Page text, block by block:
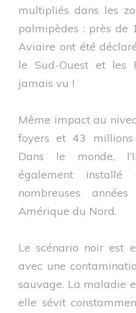
multipliés dans les
palmipèdes : près de
Aviaire ont été
le Sud-Ouest et les
jamais vu !
Même impact au
foyers et 43
Dans le monde,
également
nombreuses
Amérique du Nord.
Le scénario noir est
avec une
sauvage. La maladie
elle sévit